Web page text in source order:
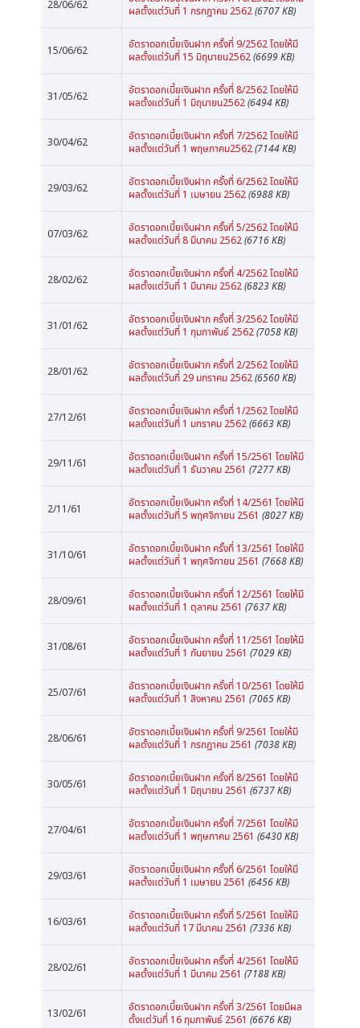
28/06/62
ผลตั้งแต่วันที่ 1 กรกฎาคม 2562(6707 KB)
15/06/62
อัตราดอกเบี้ยเงินฝาก ครั้งที่ 9/2562 โดยให้มี
ผลตั้งแต่วันที่ 15 มิถุนายน2562(6699 KB)
31/05/62
อัตราดอกเบี้ยเงินฝาก ครั้งที่ 8/2562 โดยให้มี
ผลตั้งแต่วันที่ 1 มิถุนายน2562(6494 KB)
30/04/62
อัตราดอกเบี้ยเงินฝาก ครั้งที่ 7/2562 โดยให้มี
ผลตั้งแต่วันที่ 1 พฤษภาคม2562(7144 KB)
29/03/62
อัตราดอกเบี้ยเงินฝาก ครั้งที่ 6/2562 โดยให้มี
ผลตั้งแต่วันที่ 1 เมษายน 2562(6988 KB)
07/03/62
อัตราดอกเบี้ยเงินฝาก ครั้งที่ 5/2562 โดยให้มี
ผลตั้งแต่วันที่ 8 มีนาคม 2562(6716 KB)
28/02/62
อัตราดอกเบี้ยเงินฝาก ครั้งที่ 4/2562 โดยให้มี
ผลตั้งแต่วันที่ 1 มีนาคม 2562(6823 KB)
31/01/62
อัตราดอกเบี้ยเงินฝาก ครั้งที่ 3/2562 โดยให้มี
ผลตั้งแต่วันที่ 1 กุมภาพันธ์ 2562(7058 KB)
28/01/62
อัตราดอกเบี้ยเงินฝาก ครั้งที่ 2/2562 โดยให้มี
ผลตั้งแต่วันที่ 29 มกราคม 2562(6560 KB)
27/12/61
อัตราดอกเบี้ยเงินฝาก ครั้งที่ 1/2562 โดยให้มี
ผลตั้งแต่วันที่ 1 มกราคม 2562(6663 KB)
29/11/61
อัตราดอกเบี้ยเงินฝาก ครั้งที่ 15/2561 โดยให้มี
ผลตั้งแต่วันที่ 1 ธันวาคม 2561 (7277 KB)
2/11/61
อัตราดอกเบี้ยเงินฝาก ครั้งที่ 14/2561 โดยให้มี
ผลตั้งแต่วันที่ 5 พฤศจิกายน 2561 (8027 KB)
31/10/61
อัตราดอกเบี้ยเงินฝาก ครั้งที่ 13/2561 โดยให้มี
ผลตั้งแต่วันที่ 1 พฤศจิกายน 2561 (7668 KB)
28/09/61
อัตราดอกเบี้ยเงินฝาก ครั้งที่ 12/2561 โดยให้มี
ผลตั้งแต่วันที่ 1 ตุลาคม 2561 (7637 KB)
31/08/61
อัตราดอกเบี้ยเงินฝาก ครั้งที่ 11/2561 โดยให้มี
ผลตั้งแต่วันที่ 1 กันยายน 2561 (7029 KB)
25/07/61
อัตราดอกเบี้ยเงินฝาก ครั้งที่ 10/2561 โดยให้มี
ผลตั้งแต่วันที่ 1 สิงหาคม 2561 (7065 KB)
28/06/61
อัตราดอกเบี้ยเงินฝาก ครั้งที่ 9/2561 โดยให้มี
ผลตั้งแต่วันที่ 1 กรกฎาคม 2561 (7038 KB)
30/05/61
อัตราดอกเบี้ยเงินฝาก ครั้งที่ 8/2561 โดยให้มี
ผลตั้งแต่วันที่ 1 มิถุนายน 2561 (6737 KB)
27/04/61
อัตราดอกเบี้ยเงินฝาก ครั้งที่ 7/2561 โดยให้มี
ผลตั้งแต่วันที่ 1 พฤษภาคม 2561 (6430 KB)
29/03/61
อัตราดอกเบี้ยเงินฝาก ครั้งที่ 6/2561 โดยให้มี
ผลตั้งแต่วันที่ 1 เมษายน 2561 (6456 KB)
16/03/61
อัตราดอกเบี้ยเงินฝาก ครั้งที่ 5/2561 โดยให้มี
ผลตั้งแต่วันที่ 17 มีนาคม 2561 (7336 KB)
28/02/61
อัตราดอกเบี้ยเงินฝาก ครั้งที่ 4/2561 โดยให้มี
ผลตั้งแต่วันที่ 1 มีนาคม 2561 (7188 KB)
13/02/61
อัตราดอกเบี้ยเงินฝาก ครั้งที่ 3/2561 โดยมีผล
ตั้งแต่วันที่ 16 กุมภาพันธ์ 2561 (6676 KB)